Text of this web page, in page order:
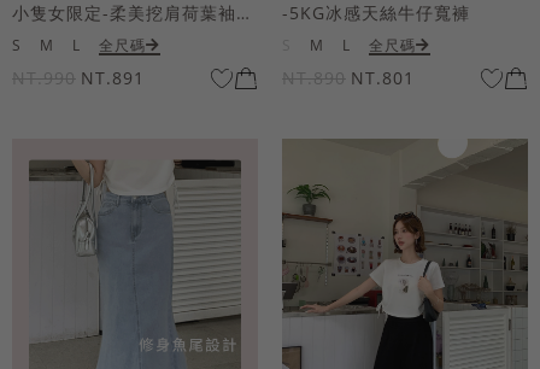
小隻女限定-柔美挖肩荷葉袖魚尾長洋裝
S M L 全尺碼
NT.990 NT.891
-5KG冰感天絲牛仔寬褲
M L 全尺碼
NT.890 NT.801